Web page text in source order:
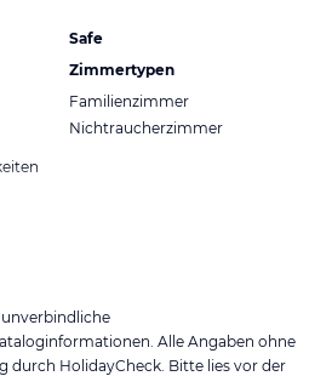
Safe
Zimmertypen
Familienzimmer
Nichtraucherzimmer
Alle Angaben ohne
durch HolidayCheck. Bitte lies vor der